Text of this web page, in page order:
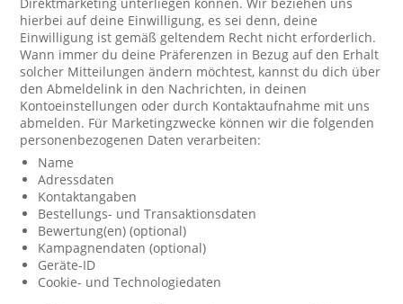
hierbei auf deine Einwilligung, es sei denn, deine
Einwilligung ist gemäß geltendem Recht nicht erforderlich.
Wann immer du deine Präferenzen in Bezug auf den Erhalt
solcher Mitteilungen ändern möchtest, kannst du dich über
den Abmeldelink in den Nachrichten, in deinen
Kontoeinstellungen oder durch Kontaktaufnahme mit uns
abmelden. Für Marketingzwecke können wir die folgenden
personenbezogenen Daten verarbeiten:
Name
Adressdaten
Kontaktangaben
Bestellungs- und Transaktionsdaten
Bewertung(en) (optional)
Kampagnendaten (optional)
Geräte-ID
Cookie- und Technologiedaten